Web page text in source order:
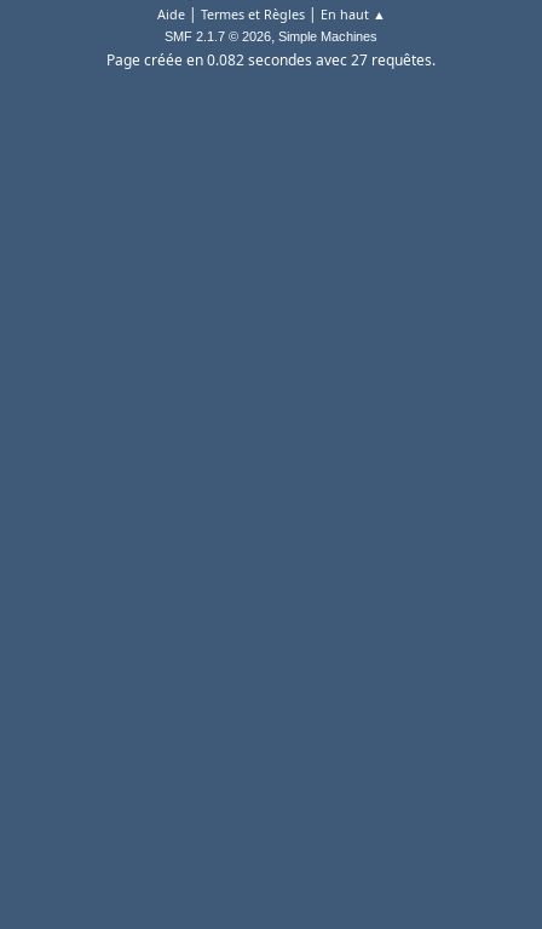
Aide| Termes et Règles| En haut ▲
SMF 2.1.7 © 2026, Simple Machines
Page créée en 0.082 secondes avec 27 requêtes.